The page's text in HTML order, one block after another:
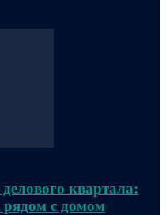
квартала:
с домом